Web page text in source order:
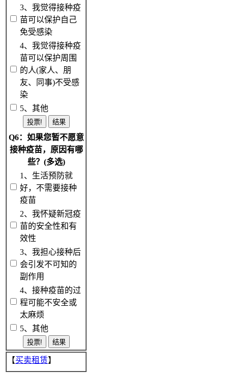
3、我觉得接种疫
苗可以保护自己
免受感染
4、我觉得接种疫
苗可以保护周围
的人(家人、朋
友、同事)不受感
染
5、其他
Q6：如果您暂不愿意
接种疫苗，原因有哪
些？(多选)
1、生活预防就
好，不需要接种
疫苗
2、我怀疑新冠疫
苗的安全性和有
效性
3、我担心接种后
会引发不可知的
副作用
4、接种疫苗的过
程可能不安全或
太麻烦
5、其他
【买卖租赁】